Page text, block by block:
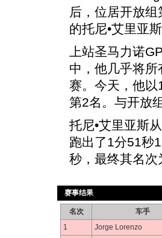
后，位居开放
的托尼•艾里亚
上站圣马力诺
中，他几乎将
赛。今天，他
第2名。与开放
托尼•艾里亚斯
跑出了1分51秒
秒，最终其名次
赛事结果
名次
车手
1
Jorge Lorenzo